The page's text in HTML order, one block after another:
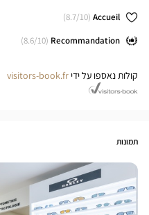
Accueil
(
8.7/10)
Recommandation
(
8.6/10)
קולות נאספו על ידי visitors-book.fr
תמונות